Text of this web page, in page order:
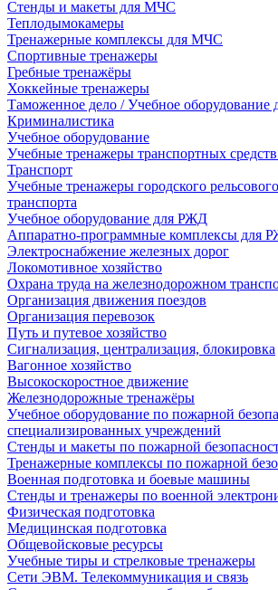
Стенды и макеты для МЧС
Теплодымокамеры
Тренажерные комплексы для МЧС
Спортивные тренажеры
Гребные тренажёры
Хоккейные тренажеры
Таможенное дело / Учебное
Криминалистика
Учебное оборудование
Учебные тренажеры транспортных
Транспорт
Учебные тренажеры городского
транспорта
Учебное оборудование для РЖД
Аппаратно-программные комплексы для
Электроснабжение железных дорог
Локомотивное хозяйство
Охрана труда на железнодорожном
Организация движения поездов
Организация перевозок
Путь и путевое хозяйство
Сигнализация, централизация, блокировка
Вагонное хозяйство
Высокоскоростное движение
Железнодорожные тренажёры
Учебное оборудование по пожарной
специализированных учреждений
Стенды и макеты по пожарной
Тренажерные комплексы по пожарной
Военная подготовка и боевые машины
Стенды и тренажеры по военной
Физическая подготовка
Медицинская подготовка
Общевойсковые ресурсы
Учебные тиры и стрелковые тренажеры
Сети ЭВМ. Телекоммуникация и связь